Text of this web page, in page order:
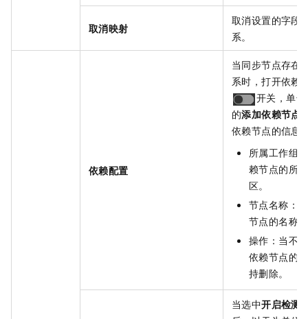
取消映射
取消设置的字段
系。
依赖配置
当同步节点存在
系时，打开依赖
开关，单
的添加依赖节点
依赖节点的信息
所属工作组
赖节点的所
区。
节点名称：
节点的名称。
操作：当不
依赖节点的
持删除。
当选中开启检测